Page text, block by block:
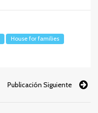
House for families
Publicación Siguiente